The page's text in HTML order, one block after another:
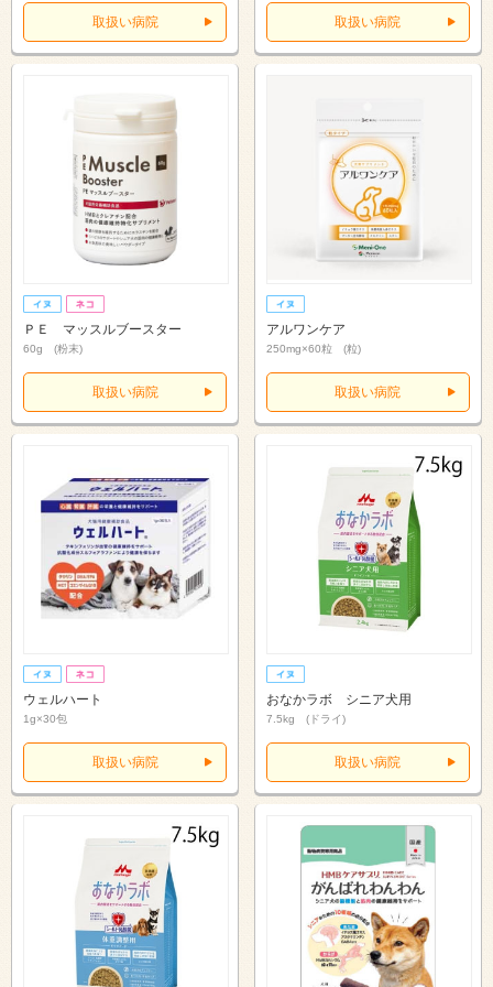
取扱い病院 取扱い病院
ＰＥ マッスルブースター
60g (粉末)
取扱い病院
アルワンケア
250mg×60粒 (粒)
取扱い病院
ウェルハート
1g×30包
取扱い病院
おなかラボ シニア犬用
7.5kg (ドライ)
取扱い病院